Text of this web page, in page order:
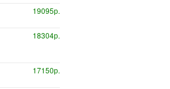
19095р.
18304р.
17150р.